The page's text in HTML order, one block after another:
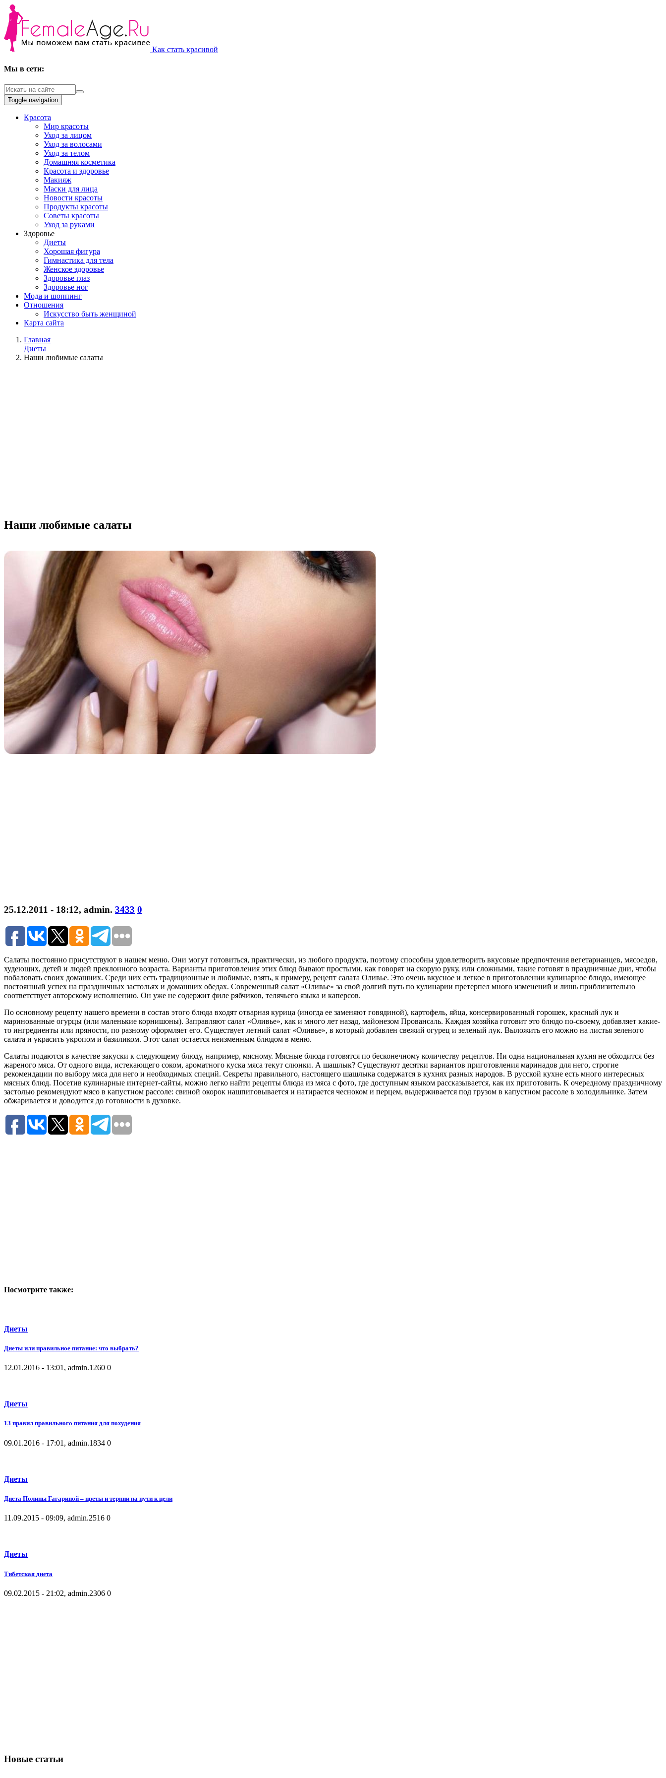
Как стать красивой
Мы в сети:
Toggle navigation
Красота
Мир красоты
Уход за лицом
Уход за волосами
Уход за телом
Домашняя косметика
Красота и здоровье
Макияж
Маски для лица
Новости красоты
Продукты красоты
Советы красоты
Уход за руками
Здоровье
Диеты
Хорошая фигура
Гимнастика для тела
Женское здоровье
Здоровье глаз
Здоровье ног
Мода и шоппинг
Отношения
Искусство быть женщиной
Карта сайта
Главная
Диеты
Наши любимые салаты
Наши любимые салаты
25.12.2011 - 18:12, admin. 3433 0
Салаты постоянно присутствуют в нашем меню. Они могут готовиться, практически, из любого продукта, поэтому способны удовлетворить вкусовые предпочтения вегетарианцев, мясоедов,
худеющих, детей и людей преклонного возраста. Варианты приготовления этих блюд бывают простыми, как говорят на скорую руку, или сложными, такие готовят в праздничные дни, чтобы
побаловать своих домашних. Среди них есть традиционные и любимые, взять, к примеру, рецепт салата Оливье. Это очень вкусное и легкое в приготовлении кулинарное блюдо, имеющее
постоянный успех на праздничных застольях и домашних обедах. Современный салат «Оливье» за свой долгий путь по кулинарии претерпел много изменений и лишь приблизительно
соответствует авторскому исполнению. Он уже не содержит филе рябчиков, телячьего языка и каперсов.
По основному рецепту нашего времени в состав этого блюда входят отварная курица (иногда ее заменяют говядиной), картофель, яйца, консервированный горошек, красный лук и
маринованные огурцы (или маленькие корнишоны). Заправляют салат «Оливье», как и много лет назад, майонезом Провансаль. Каждая хозяйка готовит это блюдо по-своему, добавляет какие-
то ингредиенты или пряности, по разному оформляет его. Существует летний салат «Оливье», в который добавлен свежий огурец и зеленый лук. Выложить его можно на листья зеленого
салата и украсить укропом и базиликом. Этот салат остается неизменным блюдом в меню.
Салаты подаются в качестве закуски к следующему блюду, например, мясному. Мясные блюда готовятся по бесконечному количеству рецептов. Ни одна национальная кухня не обходится без
жареного мяса. От одного вида, истекающего соком, ароматного куска мяса текут слюнки. А шашлык? Существуют десятки вариантов приготовления маринадов для него, строгие
рекомендации по выбору мяса для него и необходимых специй. Секреты правильного, настоящего шашлыка содержатся в кухнях разных народов. В русской кухне есть много интересных
мясных блюд. Посетив кулинарные интернет-сайты, можно легко найти рецепты блюда из мяса с фото, где доступным языком рассказывается, как их приготовить. К очередному праздничному
застолью рекомендуют мясо в капустном рассоле: свиной окорок нашпиговывается и натирается чесноком и перцем, выдерживается под грузом в капустном рассоле в холодильнике. Затем
обжаривается и доводится до готовности в духовке.
Посмотрите также:
Диеты
Диеты или правильное питание: что выбрать?
12.01.2016 - 13:01, admin.1260 0
Диеты
13 правил правильного питания для похудения
09.01.2016 - 17:01, admin.1834 0
Диеты
Диета Полины Гагариной – цветы и тернии на пути к цели
11.09.2015 - 09:09, admin.2516 0
Диеты
Тибетская диета
09.02.2015 - 21:02, admin.2306 0
Новые статьи